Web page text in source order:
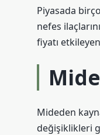
Piyasada
nefes
fiyatı
Mideden
değişiklikleri